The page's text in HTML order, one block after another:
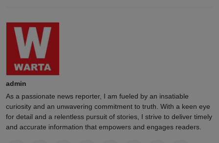
admin
As a passionate news reporter, I am fueled by an insatiable
curiosity and an unwavering commitment to truth. With a keen eye
for detail and a relentless pursuit of stories, I strive to deliver timely
and accurate information that empowers and engages readers.